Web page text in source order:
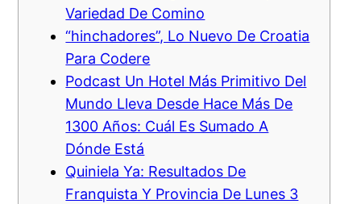
Variedad De Comino
“hinchadores”, Lo Nuevo De Croatia
Para Codere
Podcast Un Hotel Más Primitivo Del
Mundo Lleva Desde Hace Más De
1300 Años: Cuál Es Sumado A
Dónde Está
Quiniela Ya: Resultados De
Franquista Y Provincia De Lunes 3